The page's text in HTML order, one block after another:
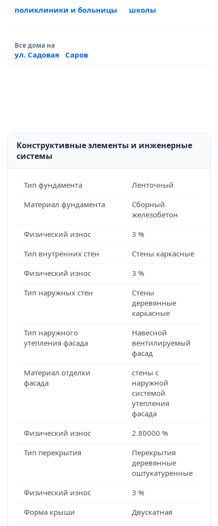
поликлиники и больницы
школы
Все дома на
ул. Садовая Саров
Конструктивные элементы и инженерные
системы
Тип фундамента
Ленточный
Материал фундамента
Сборный
железобетон
Физический износ
3 %
Тип внутренних стен
Стены каркасные
Физический износ
3 %
Тип наружных стен
Стены
деревянные
каркасные
Тип наружного
утепления фасада
Навесной
вентилируемый
фасад
Материал отделки
фасада
стены с
наружной
системой
утепления
фасада
Физический износ
2.80000 %
Тип перекрытия
Перекрытия
деревянные
оштукатуренные
Физический износ
3 %
Форма крыши
Двускатная